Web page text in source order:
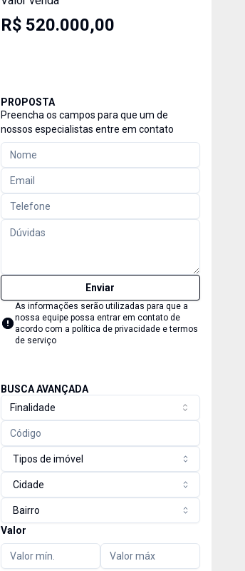
R$ 520.000,00
PROPOSTA
Preencha os campos para que um de
nossos especialistas entre em contato
Enviar
As informações serão utilizadas para que a
nossa equipe possa entrar em contato de
acordo com a política de privacidade e termos
de serviço
BUSCA AVANÇADA
Finalidade
Tipos de imóvel
Cidade
Bairro
Valor